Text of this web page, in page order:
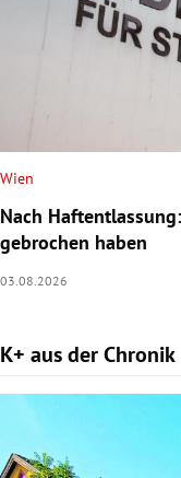
Wien
Nach
gebrochen haben
03.08.2026
K+ aus der Chronik
Slide 1 von 9